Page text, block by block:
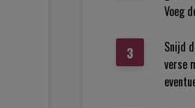
Voeg
Snijd
verse